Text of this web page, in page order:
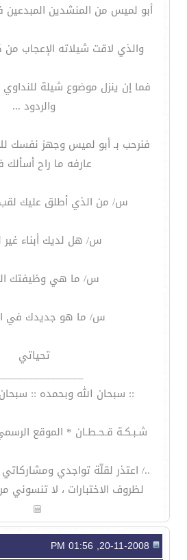
أبو لميس من المنشدين المبدعين
والذي لاقت شيلاته الإعجاب
فما إن ينزل موضوع شيلة للنداوي
والردود ...
فنرحب بـ أبو لميس وجهز نفسك
عارفه ما راح أسألك
س/ من الذي أطلق عليك لقب
س/ هل لديك أبناء
س/ ما هي وظيفتك
س/ ما هو جديدك في
تحياتي
:: سبحان الله وبحمده ::
شـبـكـة قـحـطـان * الموقع
../ اعتذر لقلّة تواجدي
لظروف الاختبارات ، لا تنسوني